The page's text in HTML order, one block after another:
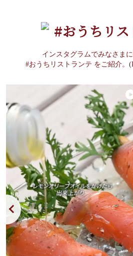
#おうちリ
インスタグラムでみなさま
#おうちリストランテ をご紹介。